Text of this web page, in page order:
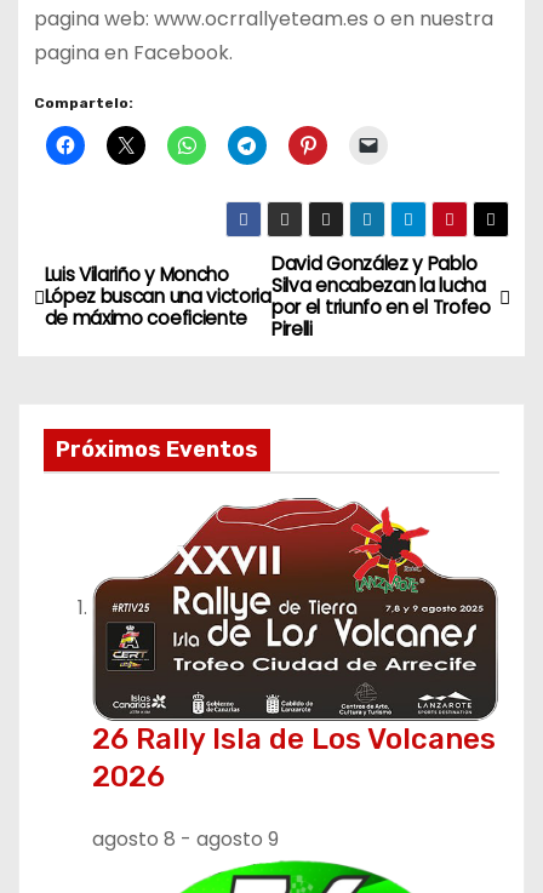
pagina web: www.ocrrallyeteam.es o en nuestra
pagina en Facebook.
Compartelo:
N
a
e
g
David González y Pablo
Silva encabezan la lucha
por el triunfo en el Trofeo
Pirelli
Luis Vilariño y Moncho
López buscan una victoria
de máximo coeficiente
Próximos Eventos
26 Rally Isla de Los Volcanes
2026
agosto 8 - agosto 9